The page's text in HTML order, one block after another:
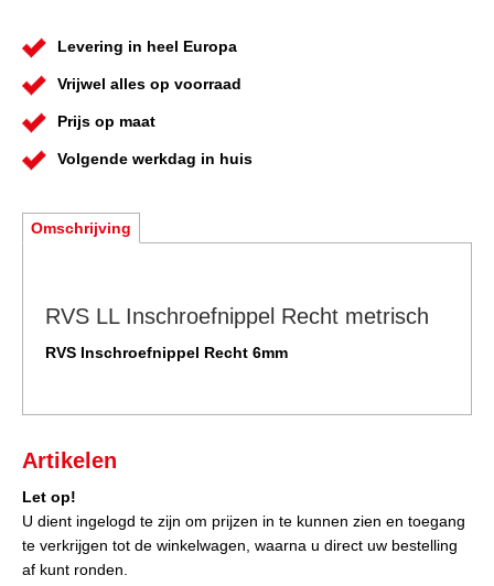
Levering in heel Europa
Vrijwel alles op voorraad
Prijs op maat
Volgende werkdag in huis
Omschrijving
RVS LL Inschroefnippel Recht metrisch
RVS Inschroefnippel Recht 6mm
Artikelen
Let op!
U dient ingelogd te zijn om prijzen in te kunnen zien en toegang
te verkrijgen tot de winkelwagen, waarna u direct uw bestelling
af kunt ronden.